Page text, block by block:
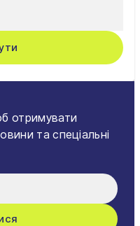
отримувати
та спеціальні